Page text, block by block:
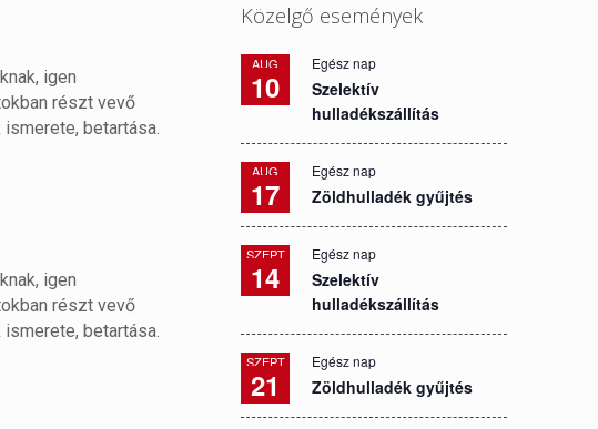
igen
részt vevő
betartása.
igen
részt vevő
betartása.
Közelgő események
AUG
10
Egész nap
Szelektív
hulladékszállítás
AUG
17
Egész nap
Zöldhulladék gyűjtés
SZEPT
14
Egész nap
Szelektív
hulladékszállítás
SZEPT
21
Egész nap
Zöldhulladék gyűjtés